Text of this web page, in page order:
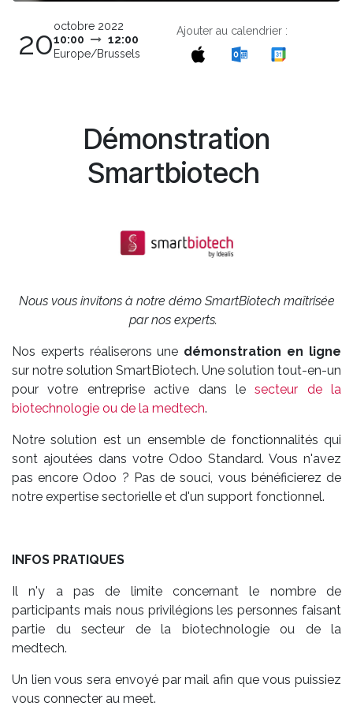
20octobre 2022
10:00
12:00
Europe/Brussels
Ajouter au calendrier :
Démonstration
Smartbiotech
Nous vous invitons à notre démo SmartBiotech maîtrisée
par nos experts.
Nos experts réaliserons une démonstration en ligne
sur notre solution SmartBiotech. Une solution tout-en-un
pour votre entreprise active dans lesecteur de la
biotechnologie ou de la medtech.
Notre solution est un ensemble de fonctionnalités qui
sont ajoutées dans votre Odoo Standard. Vous n'avez
pas encore Odoo ? Pas de souci, vous bénéficierez de
notre expertise sectorielle et d'un support fonctionnel.
INFOS PRATIQUES
Il n'y a pas de limite concernant le nombre de
participants mais nous privilégions les personnes faisant
partie du secteur de la biotechnologie ou de la
medtech.
Un lien vous sera envoyé par mail afin que vous puissiez
vous connecter au meet.